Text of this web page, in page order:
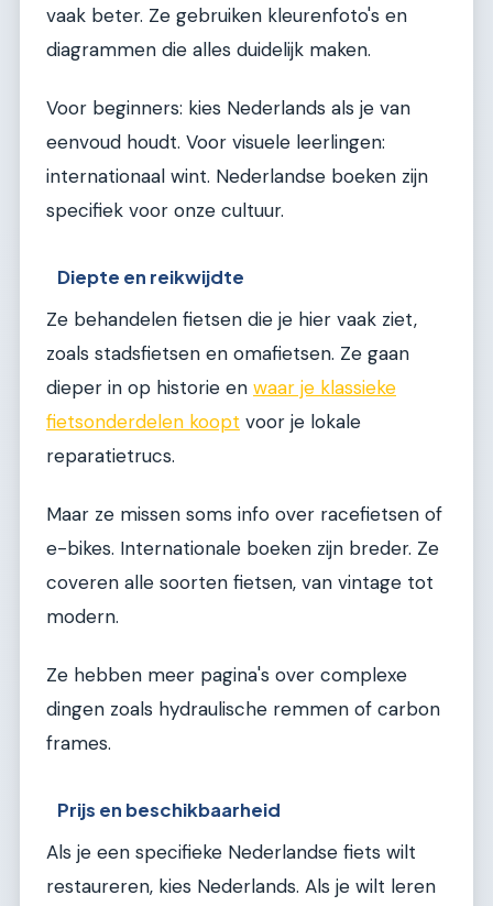
vaak beter. Ze gebruiken kleurenfoto's en
diagrammen die alles duidelijk maken.
Voor beginners: kies Nederlands als je van
eenvoud houdt. Voor visuele leerlingen:
internationaal wint. Nederlandse boeken zijn
specifiek voor onze cultuur.
Diepte en reikwijdte
Ze behandelen fietsen die je hier vaak ziet,
zoals stadsfietsen en omafietsen. Ze gaan
dieper in op historie en waar je klassieke
fietsonderdelen koopt voor je lokale
reparatietrucs.
Maar ze missen soms info over racefietsen of
e-bikes. Internationale boeken zijn breder. Ze
coveren alle soorten fietsen, van vintage tot
modern.
Ze hebben meer pagina's over complexe
dingen zoals hydraulische remmen of carbon
frames.
Prijs en beschikbaarheid
Als je een specifieke Nederlandse fiets wilt
restaureren, kies Nederlands. Als je wilt leren